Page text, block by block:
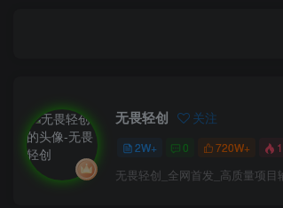
无畏轻创 关注
2W+ 0 720W+
无畏轻创_全网首发_高质量项目